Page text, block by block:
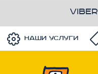
Наши услуги